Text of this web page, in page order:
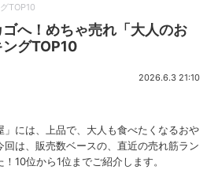
TOP10
へ！めちゃ売れ「大人のお
グTOP10
2026.6.3 21:10
」には、上品で、大人も食べたくなるおや
は、販売数ベースの、直近の売れ筋ラン
10位から1位までご紹介します。